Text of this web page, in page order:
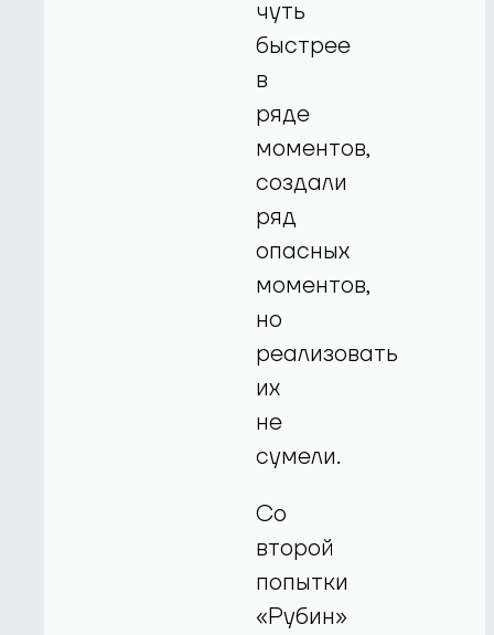
чуть
быстрее
в
ряде
моментов,
создали
ряд
опасных
моментов,
но
реализовать
их
не
сумели.
Со
второй
попытки
«Рубин»